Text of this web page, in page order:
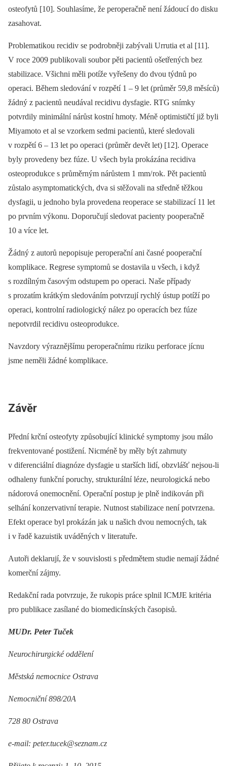
osteofytů [10]. Souhlasíme, že peroperačně není žádoucí do disku
zasahovat.
Problematikou recidiv se podrobněji zabývali Urrutia et al [11].
V roce 2009 publikovali soubor pěti pacientů ošetřených bez
stabilizace. Všichni měli potíže vyřešeny do dvou týdnů po
operaci. Během sledování v rozpětí 1 –⁠ 9 let (průměr 59,8 měsíců)
žádný z pacientů neudával recidivu dysfagie. RTG snímky
potvrdily minimální nárůst kostní hmoty. Méně optimističtí již byli
Miyamoto et al se vzorkem sedmi pacientů, které sledovali
v rozpětí 6 –⁠ 13 let po operaci (průměr devět let) [12]. Operace
byly provedeny bez fúze. U všech byla prokázána recidiva
osteoprodukce s průměrným nárůstem 1 m­m/ rok. Pět pa­cientů
zůstalo asymptomatických, dva si stěžovali na středně těžkou
dysfagii, u jednoho byla provedena reoperace se stabilizací 11 let
po prvním výkonu. Doporučují sledovat pacienty pooperačně
10 a více let.
Žádný z autorů nepopisuje peroperační ani časné pooperační
komplikace. Regrese symptomů se dostavila u všech, i když
s rozdílným časovým odstupem po operaci. Naše případy
s prozatím krátkým sledováním potvrzují rychlý ústup potíží po
operaci, kontrolní radiologický nález po operacích bez fúze
nepotvrdil recidivu osteoprodukce.
Navzdory výraznějšímu peroperačnímu riziku perforace jícnu
jsme neměli žádné komplikace.
Závěr
Přední krční osteofyty způsobující klinické symptomy jsou málo
frekventované postižení. Nicméně by měly být zahrnuty
v diferenciální diagnóze dysfagie u starších lidí, obzvlášť nejsou-li
odhaleny funkční poruchy, strukturální léze, neurologická nebo
nádorová onemocnění. Operační postup je plně indikován při
selhání konzervativní terapie. Nutnost stabilizace není potvrzena.
Efekt operace byl prokázán jak u našich dvou nemocných, tak
i v řadě kazuistik uváděných v literatuře.
Autoři deklarují, že v souvislosti s předmětem studie nemají žádné
komerční zájmy.
Redakční rada potvrzuje, že rukopis práce splnil ICMJE kritéria
pro publikace zasílané do biomedicínských časopisů.
MUDr. Peter Tuček
Neurochirurgické oddělení
Městská nemocnice Ostrava
Nemocniční 898/20A
728 80 Ostrava
e-mail: peter.tucek@seznam.cz